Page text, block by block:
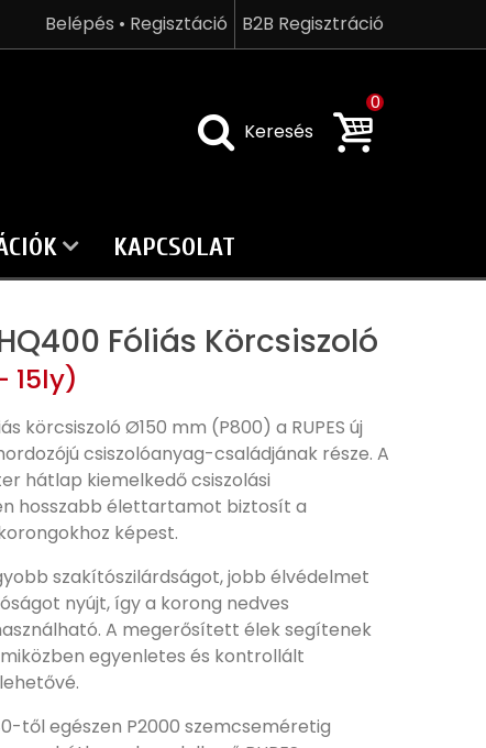
Belépés • Regisztáció B2B Regisztráció
Keresés
0
KAPCSOLAT
Fóliás Körcsiszoló
15ly)
körcsiszoló Ø150 mm (P800) a RUPES új
csiszolóanyag-családjának része. A
hátlap kiemelkedő csiszolási
hosszabb élettartamot biztosít a
képest.
szakítószilárdságot, jobb élvédelmet
nyújt, így a korong nedves
A megerősített élek segítenek
egyenletes és kontrollált
től egészen P2000 szemcseméretig